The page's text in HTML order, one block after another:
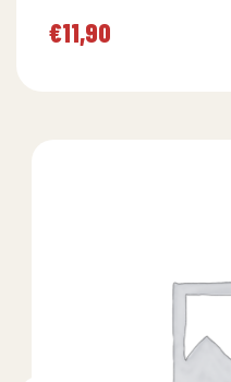
€11,90